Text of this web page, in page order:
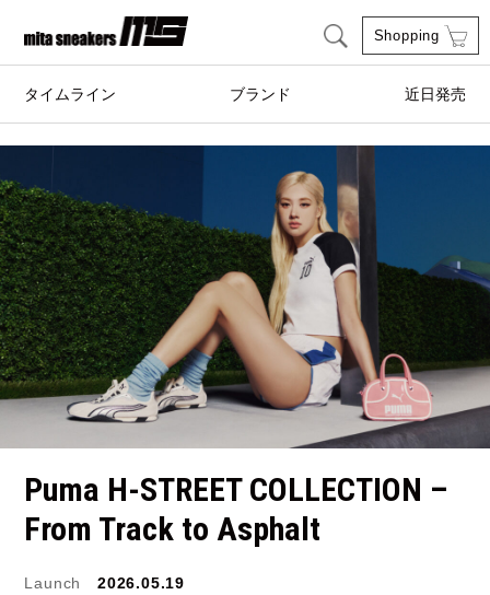
Shopping
タイムライン ブランド
ASICS SportStyle Clarks
COLE HAAN CONVERSE
crocs DESCENTE
FEATURE FILA
GOODS HI-TEC
HOKA ONE ONE HYBEX
JORDAN BRAND
Kappa
近日発売
Puma H-STREET COLLECTION –
From Track to Asphalt
Launch 2026.05.19